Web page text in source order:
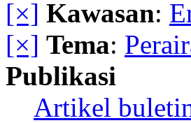
[×] Kawasan:
[×] Tema:
Publikasi
Artikel